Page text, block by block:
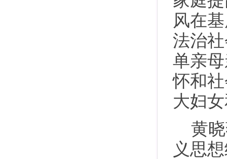
风在
法治
单亲
怀和
大妇
黄
义思